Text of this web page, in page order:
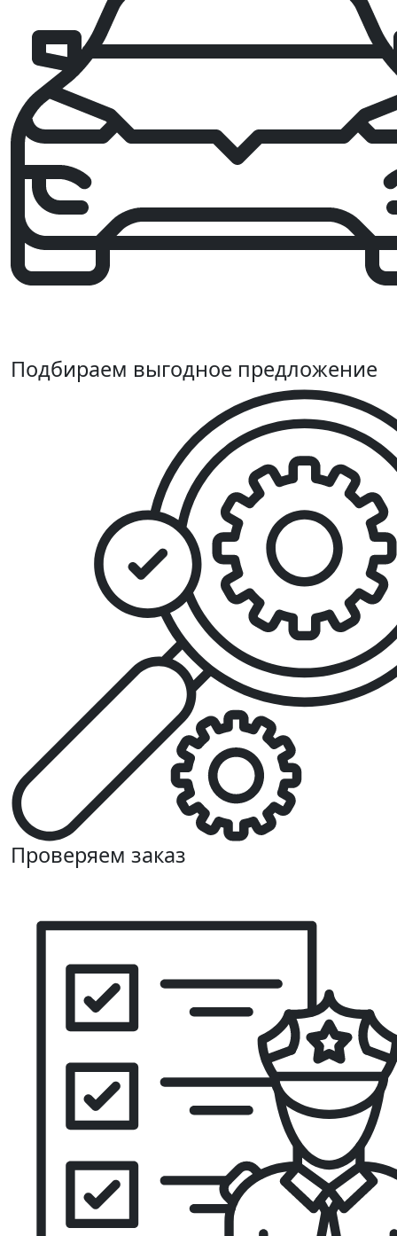
Подбираем выгодное предложение
Проверяем заказ